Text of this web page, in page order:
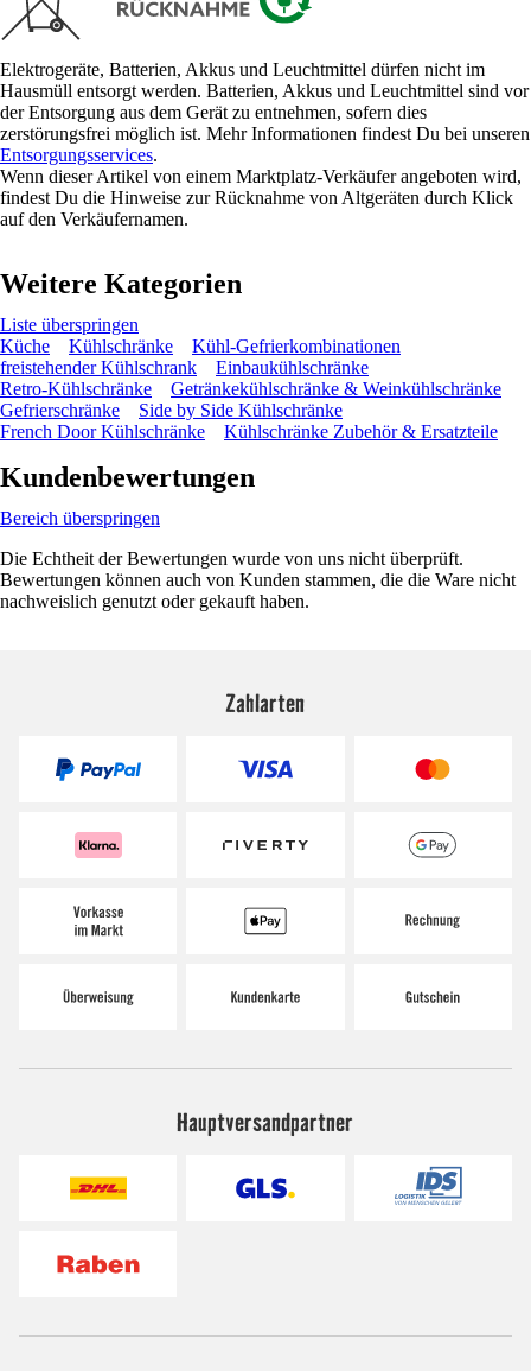
Elektrogeräte, Batterien, Akkus und Leuchtmittel dürfen nicht im
Hausmüll entsorgt werden. Batterien, Akkus und Leuchtmittel sind vor
der Entsorgung aus dem Gerät zu entnehmen, sofern dies
zerstörungsfrei möglich ist. Mehr Informationen findest Du bei unseren
Entsorgungsservices.
Wenn dieser Artikel von einem Marktplatz-Verkäufer angeboten wird,
findest Du die Hinweise zur Rücknahme von Altgeräten durch Klick
auf den Verkäufernamen.
Weitere Kategorien
Liste überspringen
Küche
Kühlschränke
Kühl-Gefrierkombinationen
freistehender Kühlschrank
Einbaukühlschränke
Retro-Kühlschränke
Getränkekühlschränke & Weinkühlschränke
Gefrierschränke
Side by Side Kühlschränke
French Door Kühlschränke
Kühlschränke Zubehör & Ersatzteile
Kundenbewertungen
Bereich überspringen
Die Echtheit der Bewertungen wurde von uns nicht überprüft.
Bewertungen können auch von Kunden stammen, die die Ware nicht
nachweislich genutzt oder gekauft haben.
Zahlarten
Hauptversandpartner